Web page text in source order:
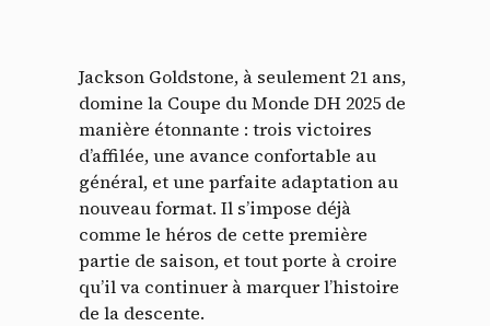
Jackson Goldstone, à seulement 21 ans,
domine la Coupe du Monde DH 2025 de
manière étonnante : trois victoires
d’affilée, une avance confortable au
général, et une parfaite adaptation au
nouveau format. Il s’impose déjà
comme le héros de cette première
partie de saison, et tout porte à croire
qu’il va continuer à marquer l’histoire
de la descente.